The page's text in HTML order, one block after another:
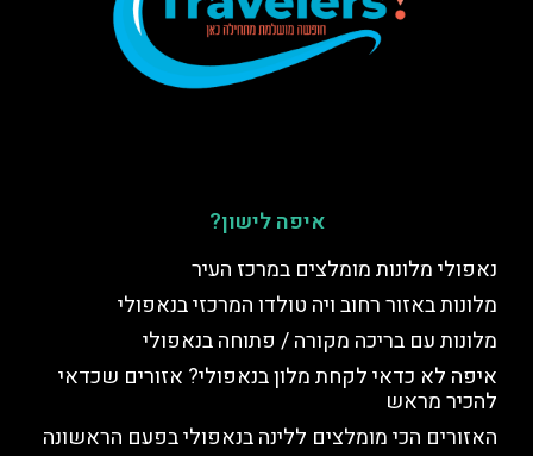
איפה לישון?
נאפולי מלונות מומלצים במרכז העיר
מלונות באזור רחוב ויה טולדו המרכזי בנאפולי
מלונות עם בריכה מקורה / פתוחה בנאפולי
איפה לא כדאי לקחת מלון בנאפולי? אזורים שכדאי
להכיר מראש
האזורים הכי מומלצים ללינה בנאפולי בפעם הראשונה